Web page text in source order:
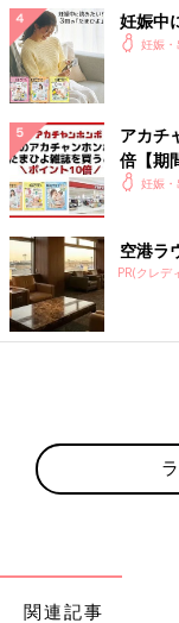
第3位 公共交通機
自分が運転できない
る「夫」ですよね！
2位は「実父母」で
たかというと…
4位「タクシーを利
（8.8％）についで
なり頼みやすいとい
通勤や上の子の送迎
ったり、地域によっ
ります。出産直前ま
ます。しかし、妊娠
る場合もあるので
妊娠中
妊娠
アカチ
倍【期
妊娠
空港ラ
PR(クレデ
関連記事